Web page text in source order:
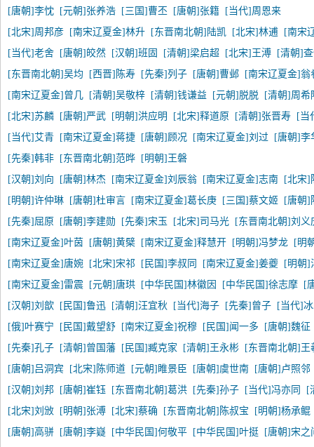
[唐朝]李忱
[元朝]张养浩 [三国]曹丕 [唐朝]张籍
[当代]周恩来
[北宋]周邦彦
[南宋辽夏金]林升 [东晋南北朝]陆凯 [北宋]林逋
[南宋
[当代]老舍
[唐朝]皎然 [汉朝]班固 [清朝]梁启超 [北宋]王溥
[清朝]
[东晋南北朝]吴均
[西晋]陈寿 [先秦]列子 [唐朝]曹邺
[南宋辽夏金]翁
[南宋辽夏金]曾几
[清朝]吴敬梓 [清朝]钱谦益 [元朝]脱脱
[清朝]周希
[北宋]苏麟
[唐朝]严武 [明朝]洪应明 [北宋]释道原 [清朝]张晋寿
[当
[当代]艾青
[南宋辽夏金]蒋捷 [唐朝]顾况 [南宋辽夏金]刘过
[唐朝]李
[先秦]韩非
[东晋南北朝]范晔
[明朝]王磐
[汉朝]刘向
[唐朝]林杰 [南宋辽夏金]刘辰翁 [南宋辽夏金]志南
[北宋]
[明朝]许仲琳
[唐朝]杜审言 [南宋辽夏金]葛长庚 [三国]蔡文姬
[唐朝]
[先秦]屈原
[唐朝]李建勋 [先秦]宋玉 [北宋]司马光
[东晋南北朝]刘义
[南宋辽夏金]叶茵
[唐朝]黄檗 [南宋辽夏金]释慧开 [明朝]冯梦龙
[明
[南宋辽夏金]唐婉
[北宋]宋祁 [民国]李叔同 [南宋辽夏金]姜夔
[明朝]
[南宋辽夏金]雷震
[元朝]唐珙 [中华民国]林徽因 [中华民国]徐志摩
[
[汉朝]刘歆
[民国]鲁迅 [清朝]汪宜秋 [当代]海子 [先秦]曾子
[当代]
[俄]叶赛宁
[民国]戴望舒 [南宋辽夏金]祝穆 [民国]闻一多
[唐朝]魏征
[先秦]孔子
[清朝]曾国藩 [民国]臧克家 [清朝]王永彬
[东晋南北朝]王
[唐朝]吕洞宾
[北宋]陈师道 [元朝]睢景臣 [唐朝]虞世南
[唐朝]卢照邻
[汉朝]刘邦
[唐朝]崔钰 [东晋南北朝]葛洪 [先秦]孙子 [当代]冯亦同
[
[北宋]刘攽
[明朝]张溥 [北宋]蔡确 [东晋南北朝]陈叔宝
[明朝]杨承鲲
[唐朝]高骈
[唐朝]李嶷 [中华民国]何敬平 [中华民国]叶挺
[唐朝]宋之